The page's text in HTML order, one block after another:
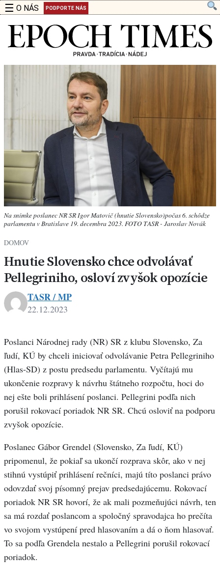
☰ O NÁS PODPORTE NÁS
Na snímke poslanec NR SR Igor Matovič (hnutie Slovensko)počas 6. schôdze
parlamentu v Bratislave 19. decembra 2023. FOTO TASR - Jaroslav Novák
DOMOV
Hnutie Slovensko chce odvolávať
Pellegriniho, osloví zvyšok opozície
TASR / MP
22.12.2023
Poslanci Národnej rady (NR) SR z klubu Slovensko, Za
ľudí, KÚ by chceli iniciovať odvolávanie Petra Pellegriniho
(Hlas-SD) z postu predsedu parlamentu. Vyčítajú mu
ukončenie rozpravy k návrhu štátneho rozpočtu, hoci do
nej ešte boli prihlásení poslanci. Pellegrini podľa nich
porušil rokovací poriadok NR SR. Chcú osloviť na podporu
zvyšok opozície.
Poslanec Gábor Grendel (Slovensko, Za ľudí, KÚ)
pripomenul, že pokiaľ sa ukončí rozprava skôr, ako v nej
stihnú vystúpiť prihlásení rečníci, majú títo poslanci právo
odovzdať svoj písomný prejav predsedajúcemu. Rokovací
poriadok NR SR hovorí, že ak mali pozmeňujúci návrh, ten
sa má rozdať poslancom a spoločný spravodajca ho prečíta
vo svojom vystúpení pred hlasovaním a dá o ňom hlasovať.
To sa podľa Grendela nestalo a Pellegrini porušil rokovací
poriadok.